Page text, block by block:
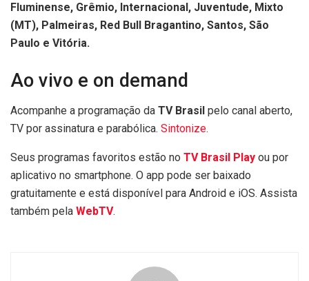
Fluminense, Grêmio, Internacional, Juventude, Mixto
(MT), Palmeiras, Red Bull Bragantino, Santos, São
Paulo e Vitória.
Ao vivo e on demand
Acompanhe a programação da TV Brasil pelo canal aberto,
TV por assinatura e parabólica. Sintonize.
Seus programas favoritos estão no TV Brasil Play ou por
aplicativo no smartphone. O app pode ser baixado
gratuitamente e está disponível para Android e iOS. Assista
também pela WebTV.